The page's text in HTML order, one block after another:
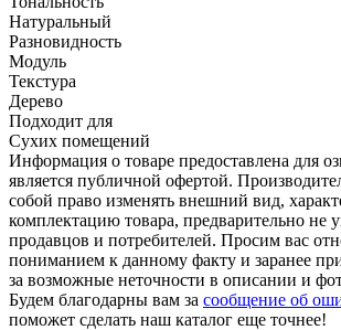
Натуральный
Разновидность
Модуль
Текстура
Дерево
Подходит для
Сухих помещений
Информация о товаре предоставлена для
является публичной офертой.
собой право изменять внешний вид,
комплектацию товара, предварительно не
продавцов и потребителей. Просим вас
пониманием к данному факту и заранее
за возможные неточности в описании и
Будем благодарны вам за сообщение об
поможет сделать наш каталог еще точнее!